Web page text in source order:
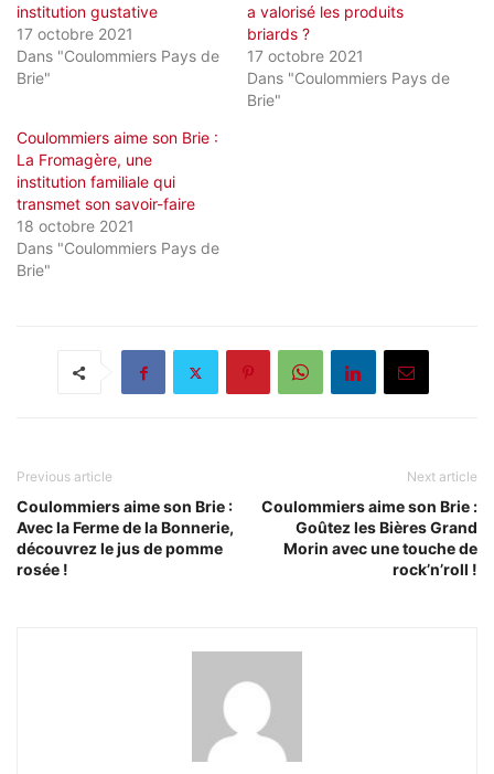
institution gustative
17 octobre 2021
Dans "Coulommiers Pays de
Brie"
a valorisé les produits
briards ?
17 octobre 2021
Dans "Coulommiers Pays de
Brie"
Coulommiers aime son Brie :
La Fromagère, une
institution familiale qui
transmet son savoir-faire
18 octobre 2021
Dans "Coulommiers Pays de
Brie"
Previous article
Coulommiers aime son Brie :
Avec la Ferme de la Bonnerie,
découvrez le jus de pomme
rosée !
Next article
Coulommiers aime son Brie :
Goûtez les Bières Grand
Morin avec une touche de
rock’n’roll !